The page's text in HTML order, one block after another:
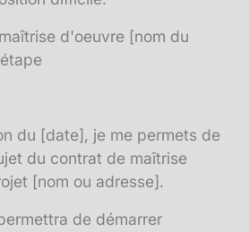
d'oeuvre [nom du
du [date], je me permets de
du contrat de maîtrise
[nom ou adresse].
de démarrer